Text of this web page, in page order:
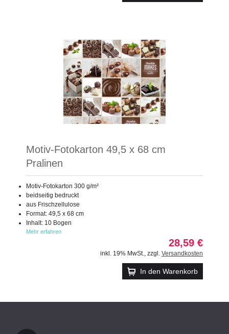
Motiv-Fotokarton 49,5 x 68 cm
Pralinen
Motiv-Fotokarton 300 g/m²
beidseitig bedruckt
aus Frischzellulose
Format: 49,5 x 68 cm
Inhalt: 10 Bogen
Mehr erfahren
28,59 €
inkl. 19% MwSt. zzgl. Versandkosten
In den Warenkorb